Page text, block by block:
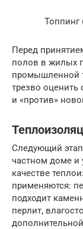
Топпинг
Перед
полов в жилых
промышленной
трезво оценить
и «против»
Следующий
частном доме и
качестве
применяются:
подходит
перлит,